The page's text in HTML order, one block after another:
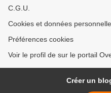
C.G.U.
Cookies et données
Préférences cookies
Voir le profil de sur le portail
Créer un